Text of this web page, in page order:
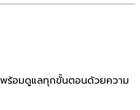
ร้อมดูแลทุกขั้นตอนด้วยความ